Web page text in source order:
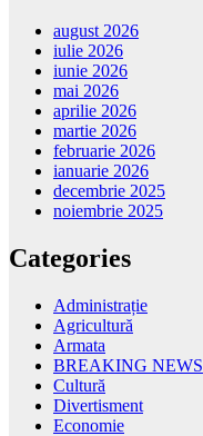
august 2026
iulie 2026
iunie 2026
mai 2026
aprilie 2026
martie 2026
februarie 2026
ianuarie 2026
decembrie 2025
noiembrie 2025
Categories
Administrație
Agricultură
Armata
BREAKING NEWS
Cultură
Divertisment
Economie